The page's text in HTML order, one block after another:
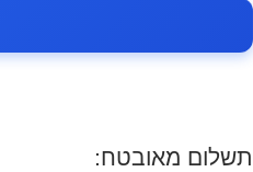
תשלום מאובטח: